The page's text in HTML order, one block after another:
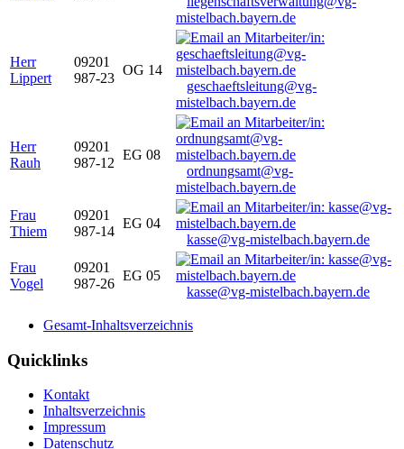
mistelbach.bayern.de
Herr
Lippert
09201
987-23
OG 14
geschaeftsleitung@vg-
mistelbach.bayern.de
Herr
Rauh
09201
987-12
EG 08
ordnungsamt@vg-
mistelbach.bayern.de
Frau
Thiem
09201
987-14
EG 04
kasse@vg-mistelbach.bayern.de
Frau
Vogel
09201
987-26
EG 05
kasse@vg-mistelbach.bayern.de
Gesamt-Inhaltsverzeichnis
Quicklinks
Kontakt
Inhaltsverzeichnis
Impressum
Datenschutz